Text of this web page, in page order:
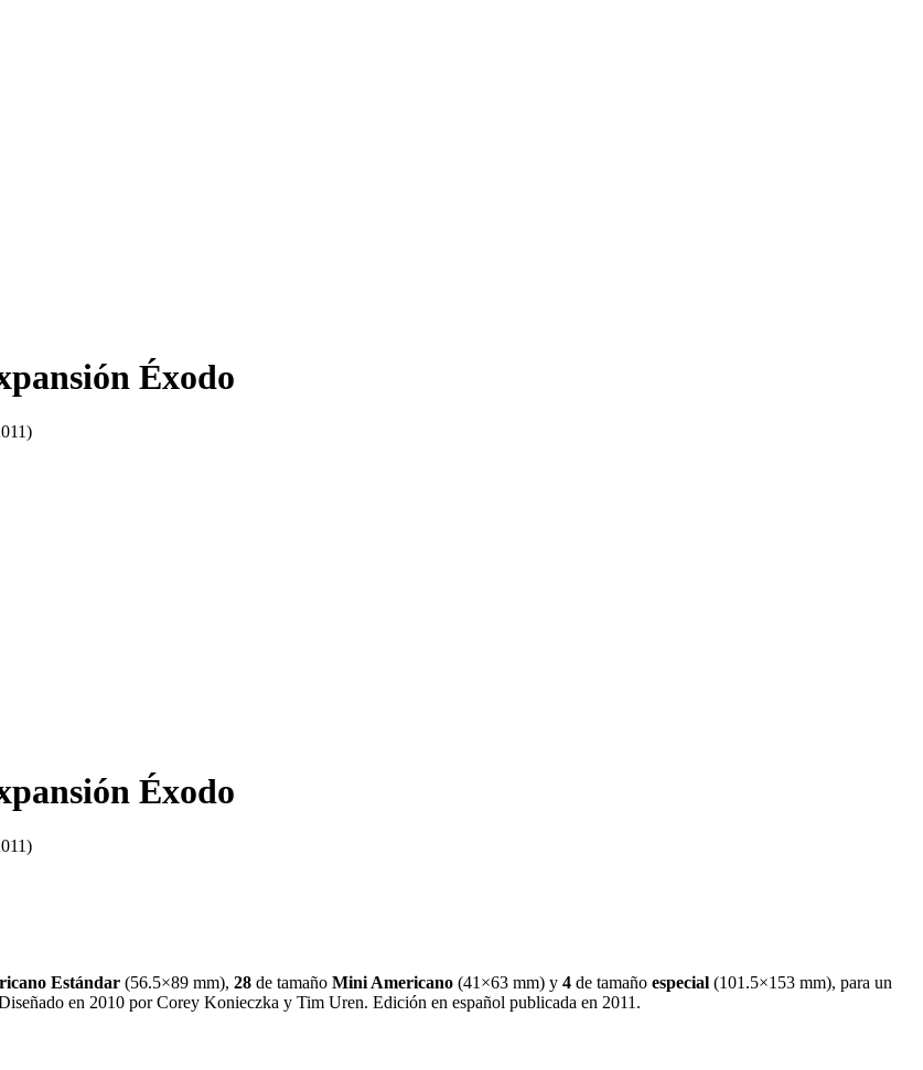
Éxodo
Éxodo
Estándar (56.5×89 mm), 28 de tamaño Mini Americano (41×63 mm) y 4 de tamaño especial (101.5×153 mm), para un
en 2010 por Corey Konieczka y Tim Uren. Edición en español publicada en 2011 .